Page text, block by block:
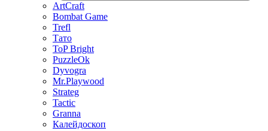
ArtCraft
Bombat Game
Trefl
Тато
ToP Bright
PuzzleOk
Dyvogra
Mr.Playwood
Strateg
Tactic
Granna
Калейдоскоп